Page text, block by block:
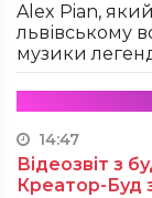
Alex Pian,
львівському
музики
14:47
Відеозвіт з
Креатор-Буд